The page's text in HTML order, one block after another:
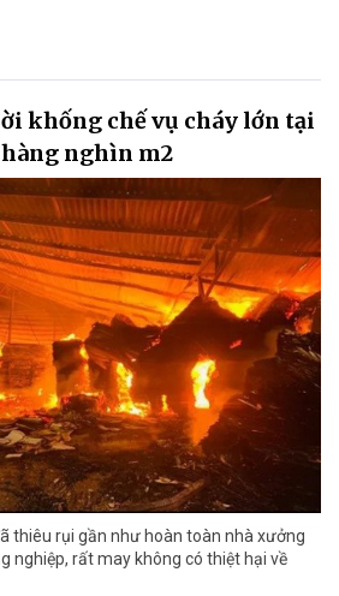
khống chế vụ cháy lớn tại
hàng nghìn m2
thiêu rụi gần như hoàn toàn nhà xưởng
nghiệp, rất may không có thiệt hại về